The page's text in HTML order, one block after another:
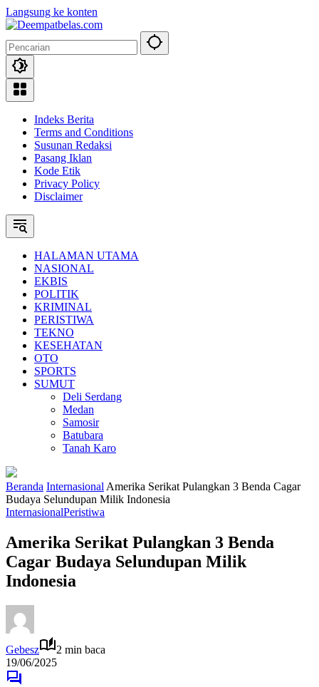
Langsung ke konten
Indeks Berita
Terms and Conditions
Susunan Redaksi
Pasang Iklan
Kode Etik
Privacy Policy
Disclaimer
HALAMAN UTAMA
NASIONAL
EKBIS
POLITIK
KRIMINAL
PERISTIWA
TEKNO
KESEHATAN
OTO
SPORTS
SUMUT
Deli Serdang
Medan
Samosir
Batubara
Tanah Karo
Beranda Internasional Amerika Serikat Pulangkan 3 Benda Cagar
Budaya Selundupan Milik Indonesia
InternasionalPeristiwa
Amerika Serikat Pulangkan 3 Benda
Cagar Budaya Selundupan Milik
Indonesia
Gebesz
2 min baca
19/06/2025